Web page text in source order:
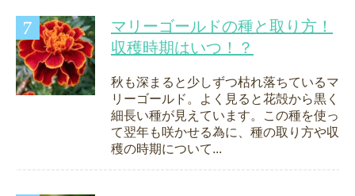
マリーゴールドの種と取り方！
収穫時期はいつ！？
秋も深まると少しずつ枯れ落ちているマ
リーゴールド。よく見ると花殻から黒く
細長い種が見えています。この種を使っ
て翌年も咲かせる為に、種の取り方や収
穫の時期について...